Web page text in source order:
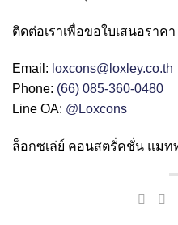
ติดต่อเราเพื่อขอใบเสนอราค
Email: loxcons@loxley.co.th
Phone: (66) 085-360-0480
Line OA: @Loxcons
ล็อกซเล่ย์ คอนสตรั่คชั่น แมท